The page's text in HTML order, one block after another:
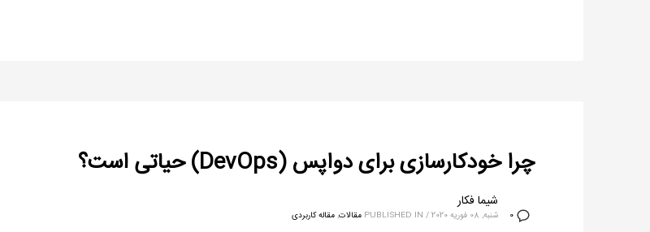
چرا خودکارسازی برای دواپس (DevOps) حیاتی است؟
0
شیما فکار
شنبه, 08 فوریه 2020 /
PUBLISHED IN مقالات,مقاله کاربردی